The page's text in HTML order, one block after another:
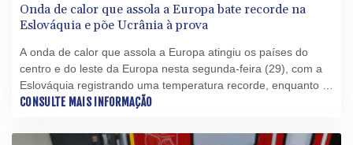
Onda de calor que assola a Europa bate recorde na
Eslováquia e põe Ucrânia à prova
A onda de calor que assola a Europa atingiu os países do
centro e do leste da Europa nesta segunda-feira (29), com a
Eslováquia registrando uma temperatura recorde, enquanto a
Hungria incentiva o trabalho remoto e a Ucrânia enfrenta o
CONSULTE MAIS INFORMAÇÃO